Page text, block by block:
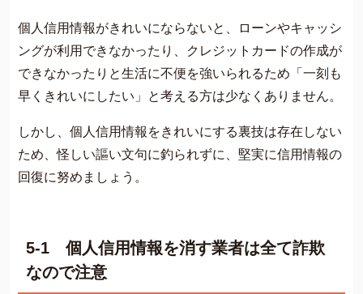
個人信用情報がきれいにならないと、ローンやキャッシ
ングが利用できなかったり、クレジットカードの作成が
できなかったりと生活に不便を強いられるため「一刻も
早くきれいにしたい」と考える方は少なくありません。
しかし、個人信用情報をきれいにする裏技は存在しない
ため、怪しい謳い文句に釣られずに、堅実に信用情報の
回復に努めましょう。
5-1 個人信用情報を消す業者は全て詐欺
なので注意